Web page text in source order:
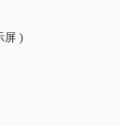
屏 )